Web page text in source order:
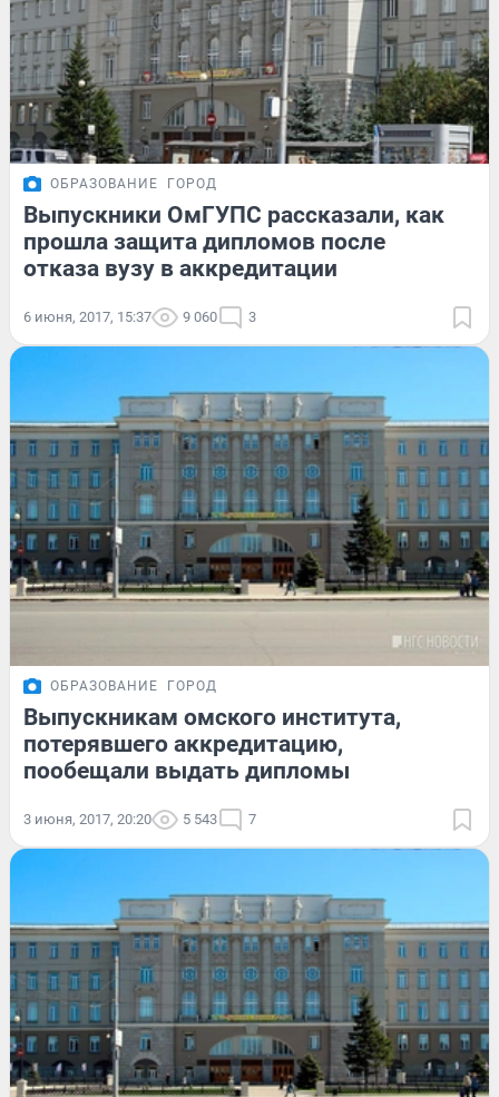
ОБРАЗОВАНИЕ ГОРОД
Выпускники ОмГУПС рассказали, как
прошла защита дипломов после
отказа вузу в аккредитации
6 июня, 2017, 15:37 9 060 3
ОБРАЗОВАНИЕ ГОРОД
Выпускникам омского института,
потерявшего аккредитацию,
пообещали выдать дипломы
3 июня, 2017, 20:20 5 543 7